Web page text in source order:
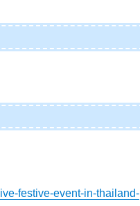
festive-event-in-thailand-